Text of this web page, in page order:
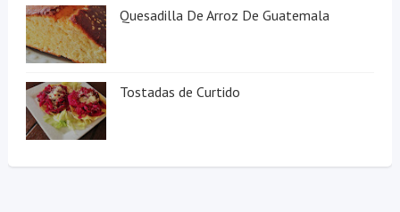
Quesadilla De Arroz De Guatemala
Tostadas de Curtido